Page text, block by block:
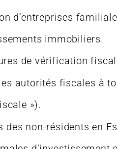
d’entreprises
immobiliers.
de vérification
autorités fiscales à
»).
non-résidents en